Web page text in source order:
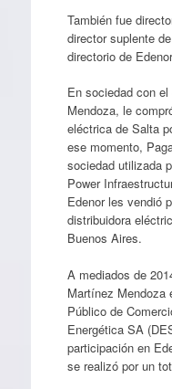
También fue
director suplente
directorio de
En sociedad con
Mendoza, le
eléctrica de Salta
ese momento,
sociedad utilizada
Power
Edenor les vendió
distribuidora
Buenos Aires.
A mediados de
Martínez Mendoza
Público de
Energética SA
participación en
se realizó por un